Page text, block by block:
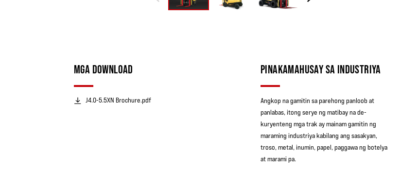
MGA DOWNLOAD
J4.0-5.5XN Brochure.pdf
PINAKAMAHUSAY SA INDUSTRIYA
Angkop na gamitin sa parehong panloob at
panlabas, itong serye ng matibay na de-
kuryenteng mga trak ay mainam gamitin ng
maraming industriya kabilang ang sasakyan,
troso, metal, inumin, papel, paggawa ng botelya
at marami pa.